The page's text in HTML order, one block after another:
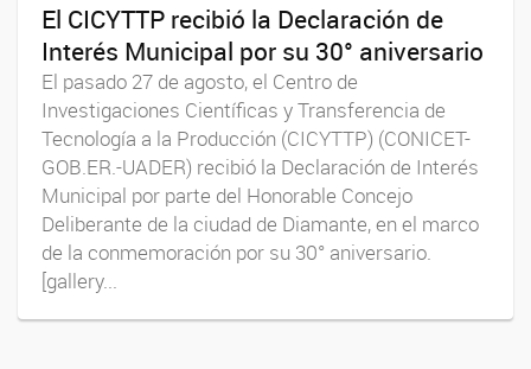
El CICYTTP recibió la Declaración de
Interés Municipal por su 30° aniversario
El pasado 27 de agosto, el Centro de
Investigaciones Científicas y Transferencia de
Tecnología a la Producción (CICYTTP) (CONICET-
GOB.ER.-UADER) recibió la Declaración de Interés
Municipal por parte del Honorable Concejo
Deliberante de la ciudad de Diamante, en el marco
de la conmemoración por su 30° aniversario.
[gallery...